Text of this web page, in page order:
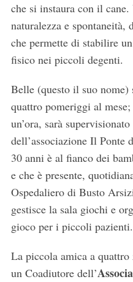
che si instaura con il
naturalezza e spontaneità,
che permette di stabilire
fisico nei piccoli degenti.
Belle (questo il suo nome)
quattro pomeriggi al
un’ora, sarà
dell’associazione Il Ponte
30 anni è al fianco dei
e che è presente,
Ospedaliero di Busto
gestisce la sala giochi e
gioco per i piccoli pazienti.
La piccola amica a quattro
un Coadiutore dell’